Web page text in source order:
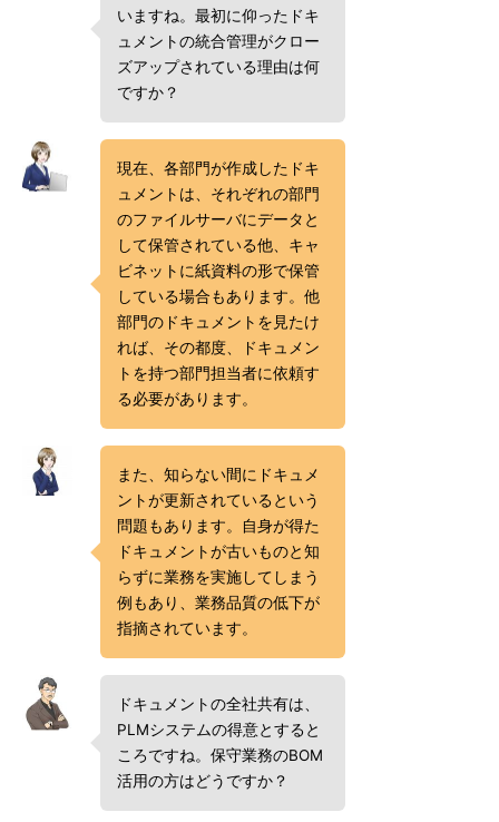
いますね。最初に仰ったドキ
ュメントの統合管理がクロー
ズアップされている理由は何
ですか？
現在、各部門が作成したドキ
ュメントは、それぞれの部門
のファイルサーバにデータと
して保管されている他、キャ
ビネットに紙資料の形で保管
している場合もあります。他
部門のドキュメントを見たけ
れば、その都度、ドキュメン
トを持つ部門担当者に依頼す
る必要があります。
また、知らない間にドキュメ
ントが更新されているという
問題もあります。自身が得た
ドキュメントが古いものと知
らずに業務を実施してしまう
例もあり、業務品質の低下が
指摘されています。
ドキュメントの全社共有は、
PLMシステムの得意とすると
ころですね。保守業務のBOM
活用の方はどうですか？